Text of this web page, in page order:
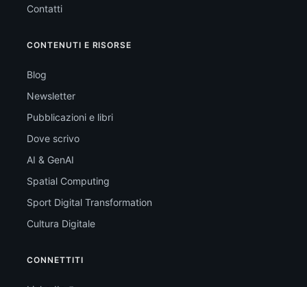
Contatti
CONTENUTI E RISORSE
Blog
Newsletter
Pubblicazioni e libri
Dove scrivo
AI & GenAI
Spatial Computing
Sport Digital Transformation
Cultura Digitale
CONNETTITI